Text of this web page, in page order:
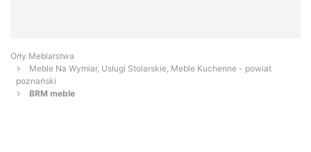
Orły Meblarstwa
Meble Na Wymiar, Usługi Stolarskie, Meble Kuchenne - powiat
poznański
BRM meble